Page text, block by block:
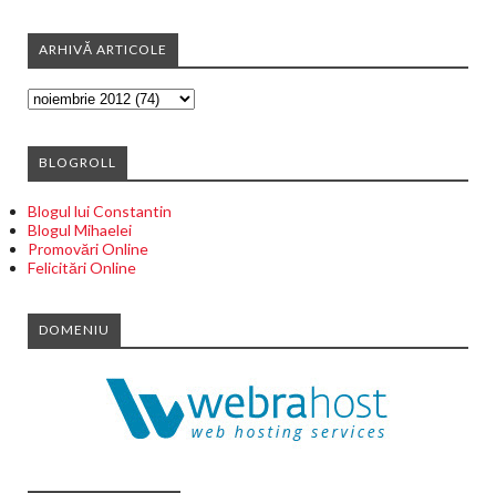
ARHIVĂ ARTICOLE
BLOGROLL
Blogul lui Constantin
Blogul Mihaelei
Promovări Online
Felicitări Online
DOMENIU